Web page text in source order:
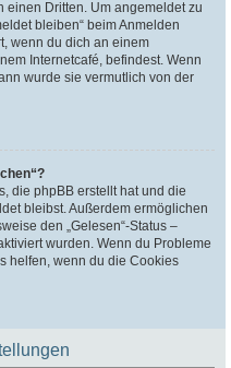
einen Dritten. Um angemeldet zu
bleiben“ beim Anmelden
wenn du dich an einem
Internetcafé, befindest. Wenn
wurde sie vermutlich von der
die phpBB erstellt hat und die
bleibst. Außerdem ermöglichen
den „Gelesen“-Status –
wurden. Wenn du Probleme
helfen, wenn du die Cookies